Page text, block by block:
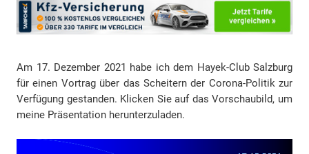
Am 17. Dezember 2021 habe ich dem Hayek-Club Salzburg
für einen Vortrag über das Scheitern der Corona-Politik zur
Verfügung gestanden. Klicken Sie auf das Vorschaubild, um
meine Präsentation herunterzuladen.